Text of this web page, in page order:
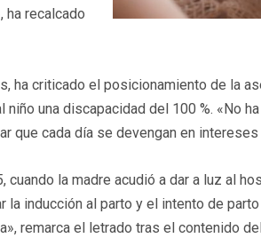
ha recalcado
ha criticado el posicionamiento de la
niño una discapacidad del 100 %. «No
que cada día se devengan en
cuando la madre acudió a dar a luz al
la inducción al parto y el intento de
remarca el letrado tras el contenido